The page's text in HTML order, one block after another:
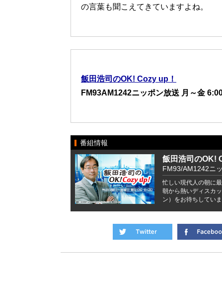
の言葉も聞こえてきていますよね。
飯田浩司のOK! Cozy up！
FM93AM1242ニッポン放送 月～金
番組情報
飯田浩司のOK!
FM93/AM1242
忙しい現代人の朝に
朝から熱いディスカ
ン）をお待ちしていま